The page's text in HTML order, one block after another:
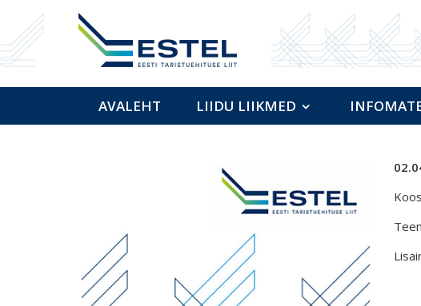
AVALEHT LIIDU LIIKMED